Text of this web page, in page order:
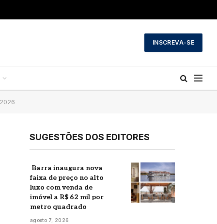
INSCREVA-SE
SUGESTÕES DOS EDITORES
AmaNubia estreia no
Nilo e reforça luxo da
AmaWaterways no
Egito